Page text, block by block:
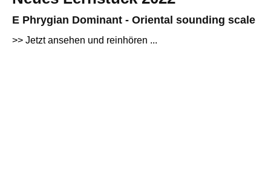
E Phrygian Dominant - Oriental sounding scale
>> Jetzt ansehen und reinhören ...